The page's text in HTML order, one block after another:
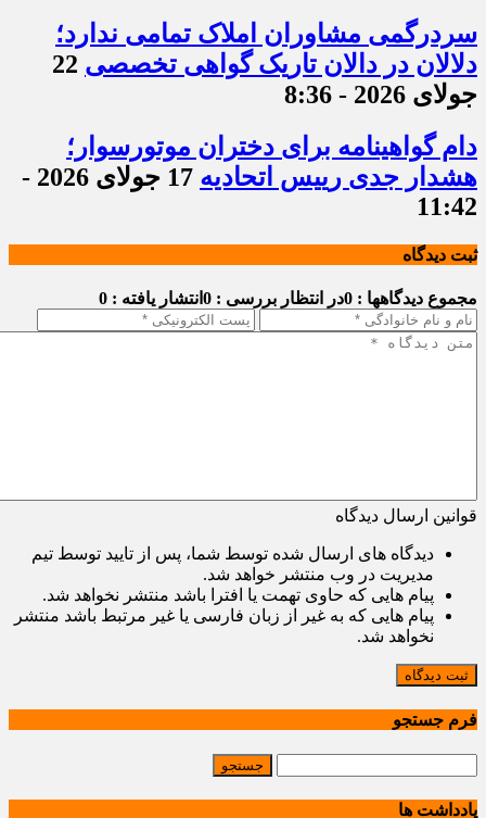
سردرگمی مشاوران املاک تمامی ندارد؛
دلالان در دالان تاریک گواهی تخصصی 22
جولای 2026 - 8:36
دام گواهینامه برای دختران موتورسوار؛
هشدار جدی رییس اتحادیه
17 جولای 2026 -
11:42
ثبت دیدگاه
مجموع دیدگاهها : 0 در انتظار بررسی : 0 انتشار یافته : 0
قوانین ارسال دیدگاه
دیدگاه های ارسال شده توسط شما، پس از تایید توسط تیم
مدیریت در وب منتشر خواهد شد.
پیام هایی که حاوی تهمت یا افترا باشد منتشر نخواهد شد.
پیام هایی که به غیر از زبان فارسی یا غیر مرتبط باشد منتشر
نخواهد شد.
ثبت دیدگاه
فرم جستجو
یادداشت ها